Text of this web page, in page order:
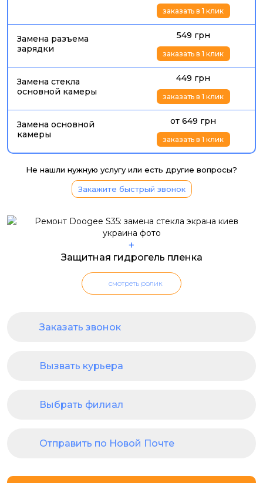
заказать в 1 клик
Замена разъема
зарядки
549 грн
заказать в 1 клик
Замена стекла
основной камеры
449 грн
заказать в 1 клик
Замена основной
камеры
от 649 грн
заказать в 1 клик
Не нашли нужную услугу или есть другие вопросы?
Закажите быстрый звонок
+
Защитная гидрогель пленка
смотреть ролик
Заказать звонок
Вызвать курьера
Выбрать филиал
Отправить по Новой Почте